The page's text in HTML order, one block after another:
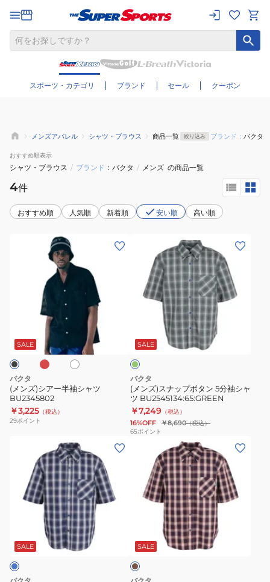
スポーツ・カテゴリ ブランド セール クーポン
さらに絞り込む
メンズアパレル シャツ・ブラウス 商品一覧 絞り込み ブランド： バクタ
おすすめ順表示
シャツ・ブラウス / ブランド バクタ / メンズ の商品一覧
4件
おすすめ順 人気順 新着順 安い順 高い順
袖
シ
ャ
ツ
BU2345802
SALE
ホ
バクタ
(メンズ)シアー半袖シャツ
BU2345802
￥3,225 （税込）
29ポイント
ボ
タ
ン
5
分
袖
シ
BU2545134:65:GREEN
SALE
グ
リ
ー
ン
バクタ
(メンズ)スナップボタン 5分袖シャ
ツ BU2545134:65:GREEN
￥7,249 （税込）
16%OFF ￥8,690（税込）
65ポイント
ボ
タ
ン
SALE
ボ
タ
ン
SALE
ブ
ラ
ウ